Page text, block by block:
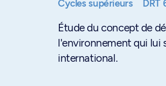
Cycles supérieurs DRT
Étude du concept de
l'environnement qui lui
international.